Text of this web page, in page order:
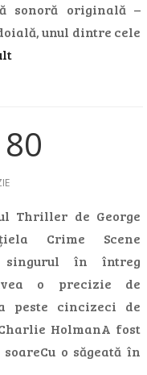
sonoră originală –
unul dintre cele
Thriller de George
Crime Scene
singurul în întreg
o precizie de
peste cincizeci de
HolmanA fost
o săgeată în